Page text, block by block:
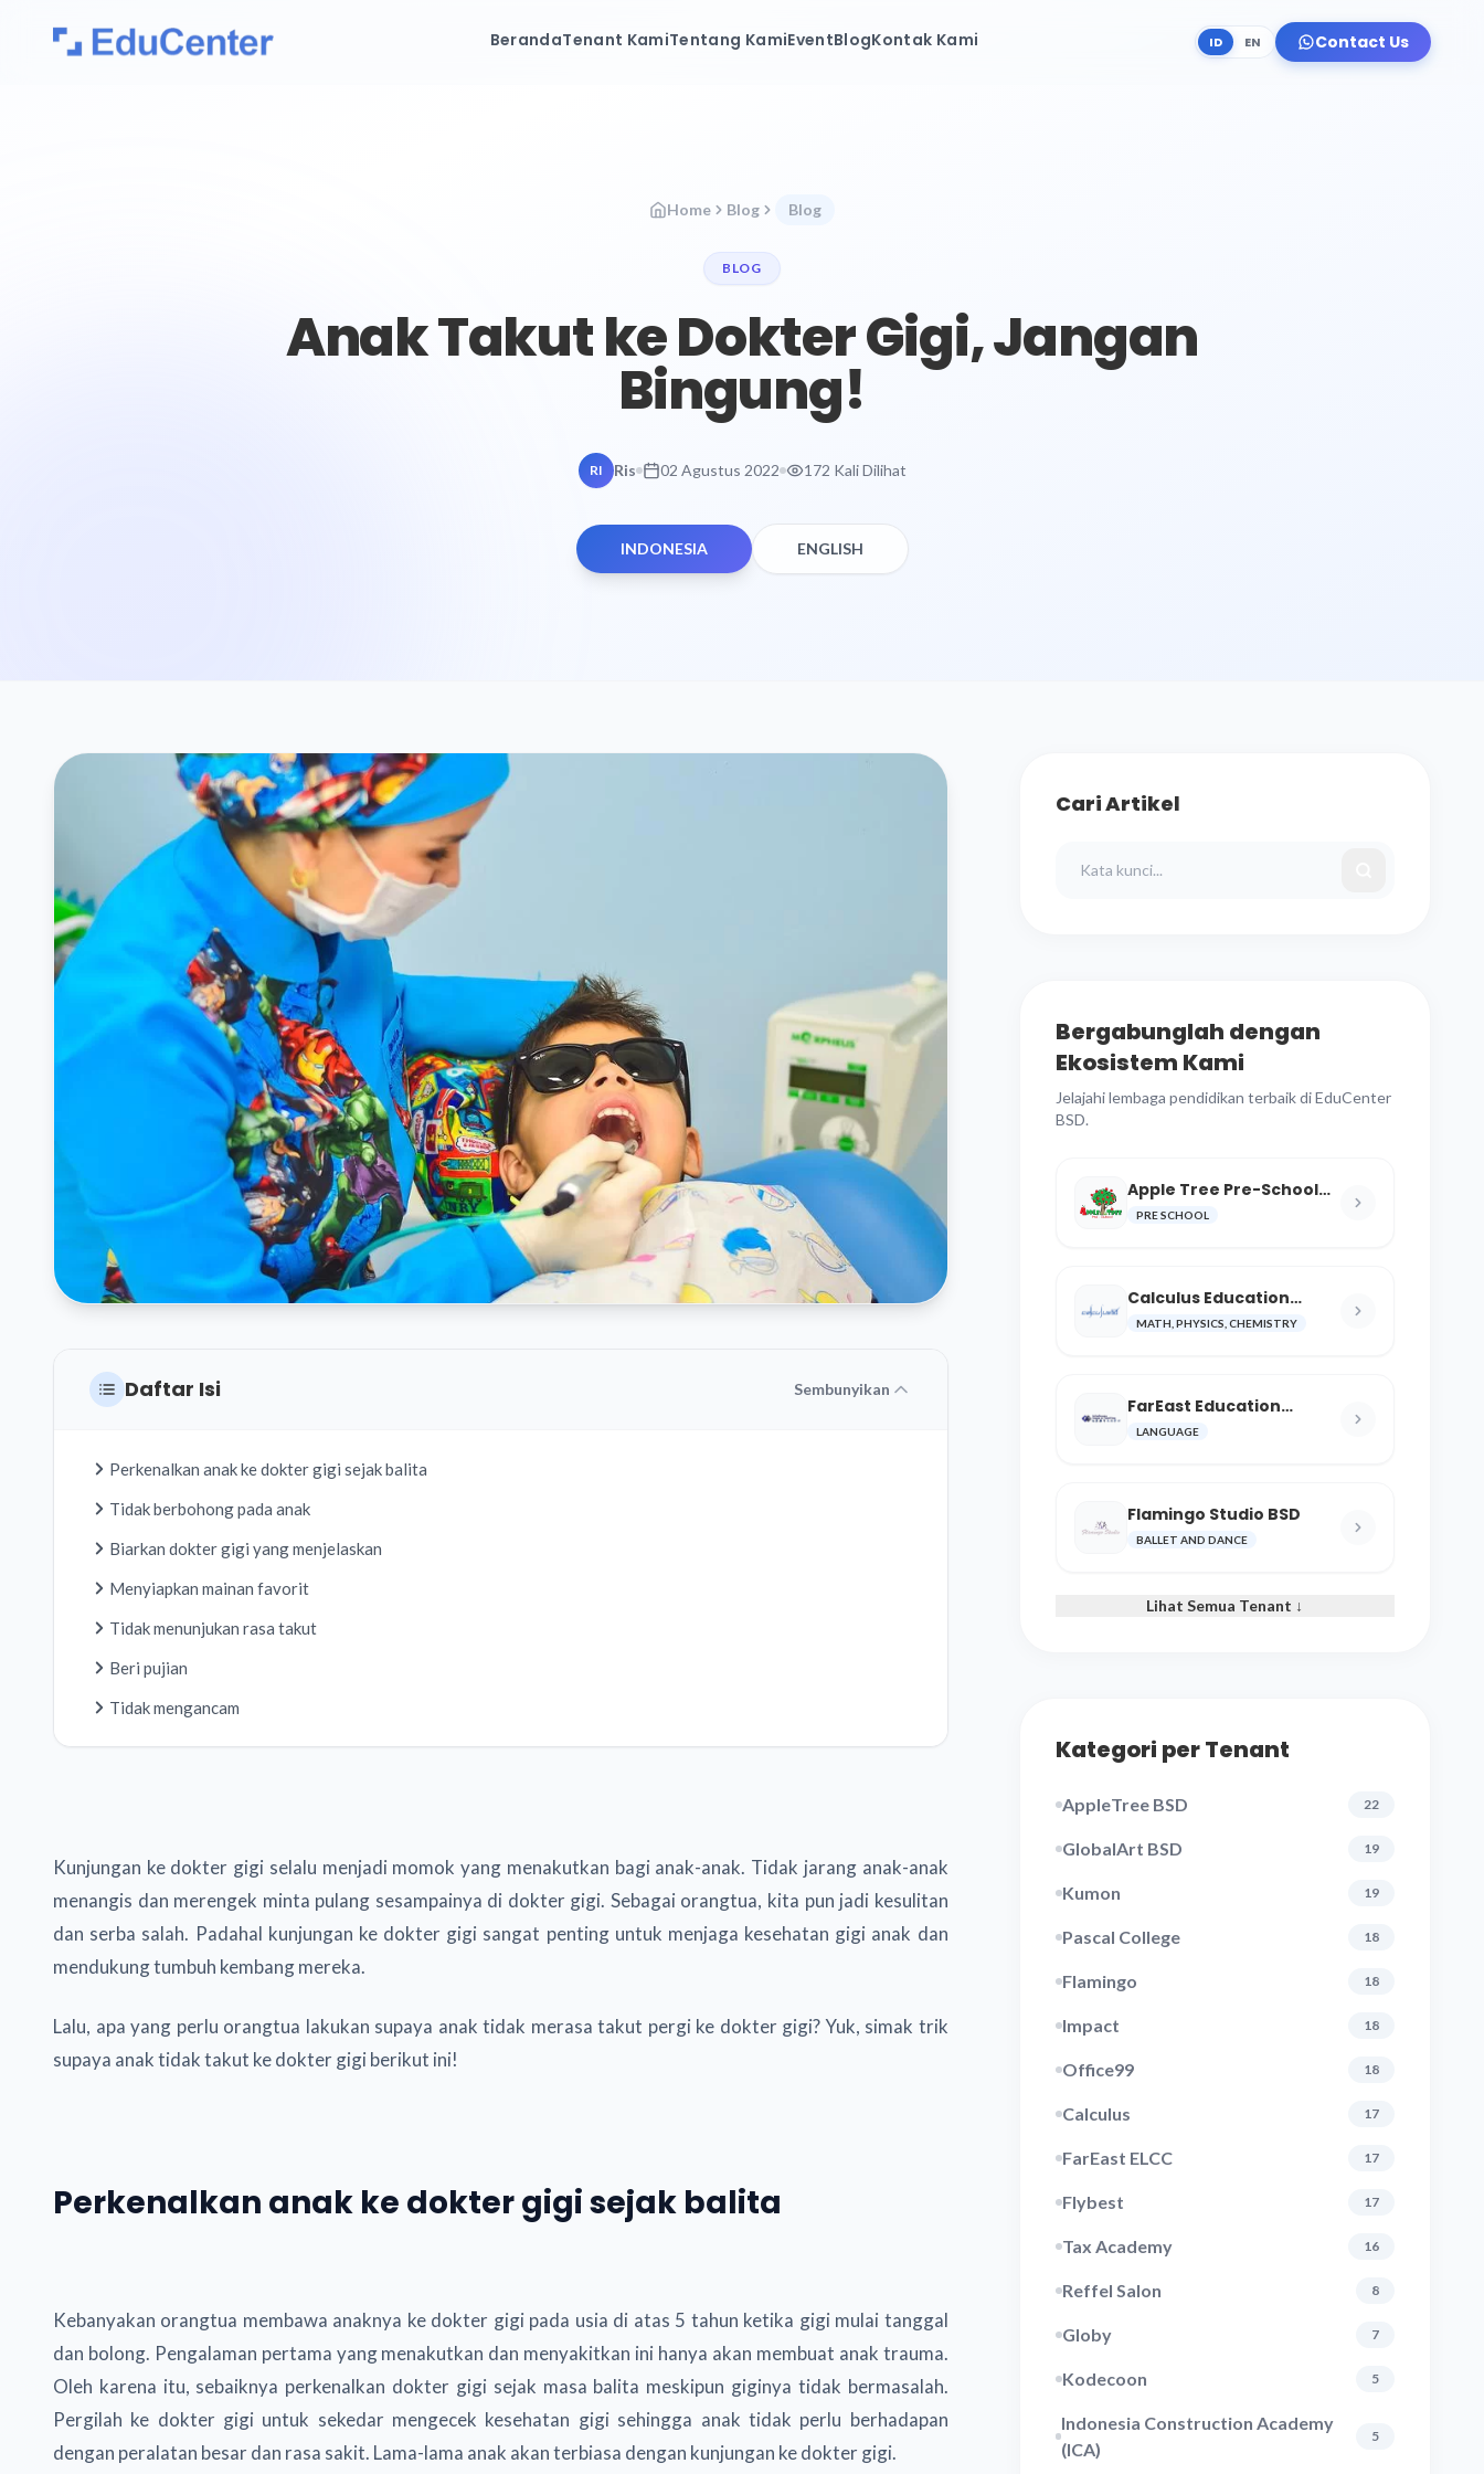
BerandaTenant KamiTentang KamiEventBlogKontak Kami ID EN Contact Us
Home Blog Blog
BLOG
Anak Takut ke Dokter Gigi, Jangan
Bingung!
RI Ris 02 Agustus 2022 172 Kali Dilihat
INDONESIA ENGLISH
Daftar Isi Sembunyikan
Perkenalkan anak ke dokter gigi sejak balita
Tidak berbohong pada anak
Biarkan dokter gigi yang menjelaskan
Menyiapkan mainan favorit
Tidak menunjukan rasa takut
Beri pujian
Tidak mengancam
Kunjungan ke dokter gigi selalu menjadi momok yang menakutkan bagi anak-anak. Tidak jarang anak-anak
menangis dan merengek minta pulang sesampainya di dokter gigi. Sebagai orangtua, kita pun jadi kesulitan
dan serba salah. Padahal kunjungan ke dokter gigi sangat penting untuk menjaga kesehatan gigi anak dan
mendukung tumbuh kembang mereka.
Lalu, apa yang perlu orangtua lakukan supaya anak tidak merasa takut pergi ke dokter gigi? Yuk, simak trik
supaya anak tidak takut ke dokter gigi berikut ini!
Perkenalkan anak ke dokter gigi sejak balita
Kebanyakan orangtua membawa anaknya ke dokter gigi pada usia di atas 5 tahun ketika gigi mulai tanggal
dan bolong. Pengalaman pertama yang menakutkan dan menyakitkan ini hanya akan membuat anak trauma.
Oleh karena itu, sebaiknya perkenalkan dokter gigi sejak masa balita meskipun giginya tidak bermasalah.
Pergilah ke dokter gigi untuk sekedar mengecek kesehatan gigi sehingga anak tidak perlu berhadapan
dengan peralatan besar dan rasa sakit. Lama-lama anak akan terbiasa dengan kunjungan ke dokter gigi.
Cari Artikel
Bergabunglah dengan
Ekosistem Kami
Jelajahi lembaga pendidikan terbaik di EduCenter
BSD.
Apple Tree Pre-School
BSD
PRE SCHOOL
Calculus Education
Center
MATH, PHYSICS, CHEMISTRY
FarEast Education
Language and Cultural
Center
LANGUAGE
Flamingo Studio BSD
BALLET AND DANCE
Lihat Semua Tenant ↓
Kategori per Tenant
AppleTree BSD 22
GlobalArt BSD 19
Kumon 19
Pascal College 18
Flamingo 18
Impact 18
Office99 18
Calculus 17
FarEast ELCC 17
Flybest 17
Tax Academy 16
Reffel Salon 8
Globy 7
Kodecoon 5
Indonesia Construction Academy
(ICA)
5